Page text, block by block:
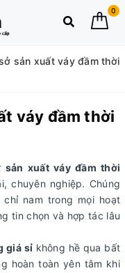
0
sản xuất váy đầm thời
váy đầm thời
sản xuất váy đầm thời
chuyên nghiệp. Chúng
chỉ nam trong mọi hoạt
tin chọn và hợp tác lâu
giá sỉ không hề qua bất
hoàn toàn yên tâm khi